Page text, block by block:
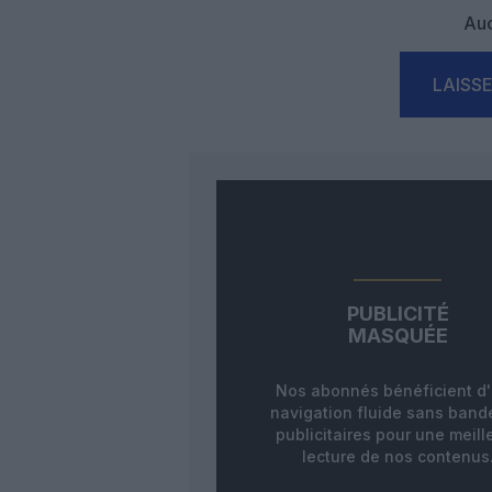
PUBLICITÉ
MASQUÉE
Nos abonnés bénéficient
navigation fluide sans
publicitaires pour une
lecture de nos contenus.